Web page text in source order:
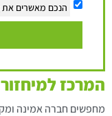
הנכם מאשרים את
המרכז למיחזור
מחפשים חברה אמינה